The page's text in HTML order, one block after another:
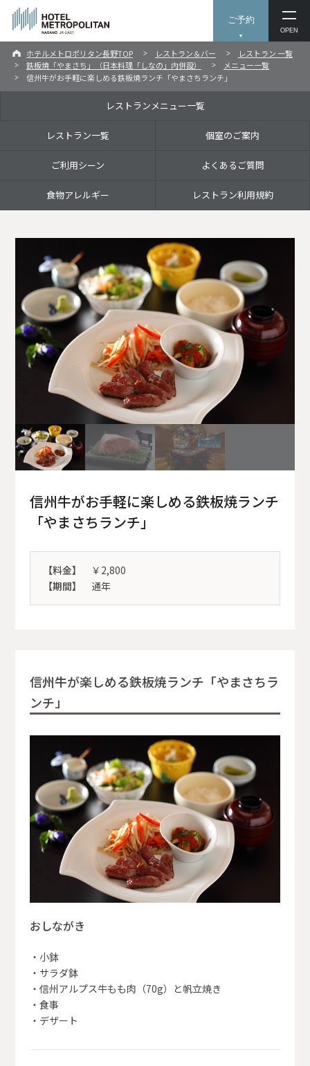
ご予約
OPEN
ホテルメトロポリタン長野TOP レストラン＆バー
レストラン 一覧
鉄板焼「やまさち」（日本料理「しなの」内併設）
メニュー一覧
信州牛がお手軽に楽しめる鉄板焼ランチ「やまさちランチ」
レストランメニュー一覧
レストラン一覧 個室のご案内
ご利用シーン よくあるご質問
食物アレルギー レストラン利用規約
信州牛がお手軽に楽しめる鉄板焼ランチ
「やまさちランチ」
【料金】
￥2,800
【期間】
通年
信州牛が楽しめる鉄板焼ランチ「やまさちラ
ンチ」
おしながき
・小鉢
・サラダ鉢
・信州アルプス牛もも肉（70g）と帆立焼き
・食事
・デザート